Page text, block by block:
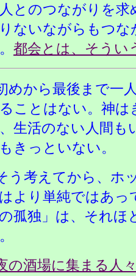
とのつながりを求
ないながらもつ
都会とは、そうい
めから最後まで一
ことはない。神
生活のない人間も
きっといない。
う考えてから、ホ
より単純ではあっ
孤独」は、それ
の酒場に集まる人